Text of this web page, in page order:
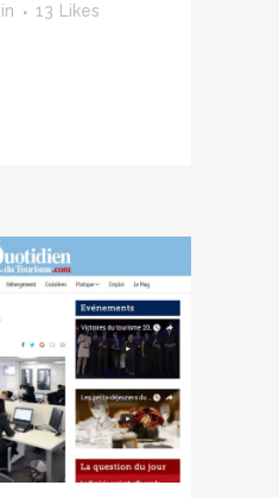
in 13 Likes